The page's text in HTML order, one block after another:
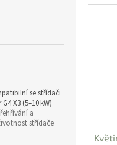
se střídači
X3 (5–10 kW)
a
střídače